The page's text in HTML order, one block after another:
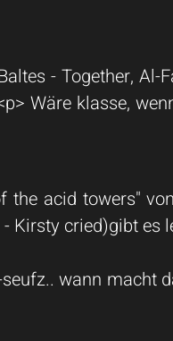
- Together, Al-
Wäre klasse,
acid towers"
Kirsty cried)gibt es
wann macht